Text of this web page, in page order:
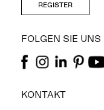
REGISTER
FOLGEN SIE UNS
KONTAKT